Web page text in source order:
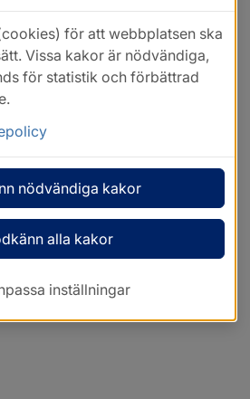
för att webbplatsen ska
Vissa kakor är nödvändiga,
för statistik och förbättrad
nödvändiga kakor
alla kakor
inställningar